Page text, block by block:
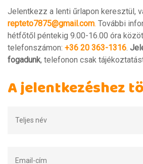
Jelentkezz a lenti űrlapon keresztül,
repteto7875@gmail.com. További
hétfőtől péntekig 9.00-16.00 óra
telefonszámon: +36 20 363-1316
fogadunk, telefonon csak
A jelentkezéshez